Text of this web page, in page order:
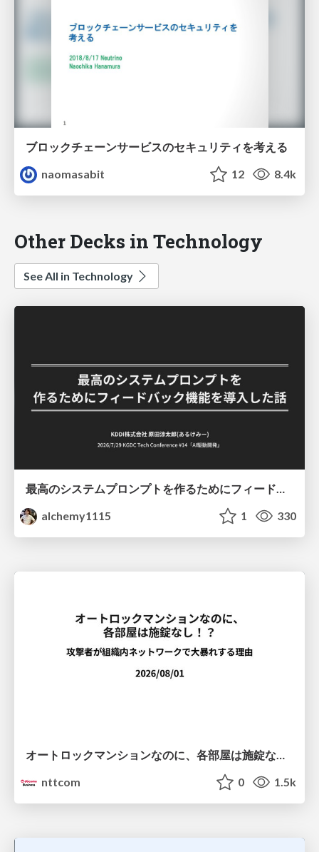
ブロックチェーンサービスのセキュリティを考える
naomasabit
12 8.4k
Other Decks in Technology
See All in Technology
最高のシステムプロンプトを作るためにフィードバック機能を導入した話
alchemy1115
1 330
nttcom
0 1.5k